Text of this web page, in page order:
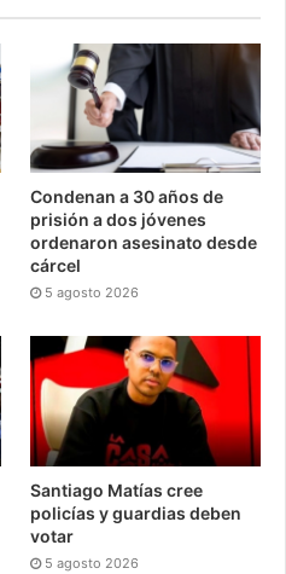
Condenan a 30 años de
prisión a dos jóvenes
ordenaron asesinato desde
cárcel
5 agosto 2026
Santiago Matías cree
policías y guardias deben
votar
5 agosto 2026